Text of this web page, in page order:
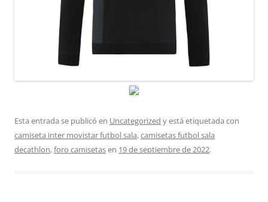
Esta entrada se publicó en Uncategorized y está etiquetada con
camiseta inter movistar futbol sala,camisetas futbol sala
decathlon,foro camisetasen 19 de septiembre de 2022.